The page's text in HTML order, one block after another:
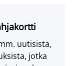
uutisista,
jotka